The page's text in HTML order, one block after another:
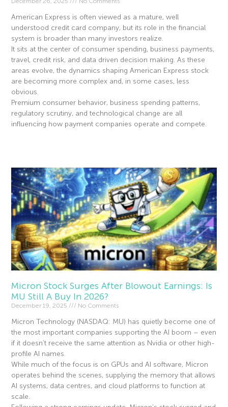
American Express is often viewed as a mature, well
understood credit card company, but its role in the financial
system is broader than many investors realize.
It sits at the center of consumer spending, business payments,
travel, credit risk, and data driven decision making. As these
areas evolve, the dynamics shaping American Express stock
are becoming more complex and, in some cases, less
obvious.
Premium consumer behavior, business spending patterns,
regulatory scrutiny, and technological change are all
influencing how payment companies operate and compete.
Micron Stock Surges After Blowout Earnings: Is
MU Still A Buy In 2026?
December 19, 2025 No Comments
Micron Technology (NASDAQ: MU) has quietly become one of
the most important companies supporting the AI boom – even
if it doesn’t receive the same attention as Nvidia or other high-
profile AI names.
While much of the focus is on GPUs and AI software, Micron
operates behind the scenes, supplying the memory that allows
AI systems, data centres, and cloud platforms to function at
scale.